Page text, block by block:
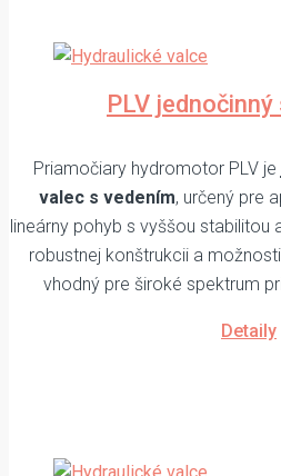
PLV
Priamočiary hydromotor PLV je
valec s vedením, určený pre
lineárny pohyb s vyššou
robustnej konštrukcii a
vhodný pre široké spektrum
Detaily